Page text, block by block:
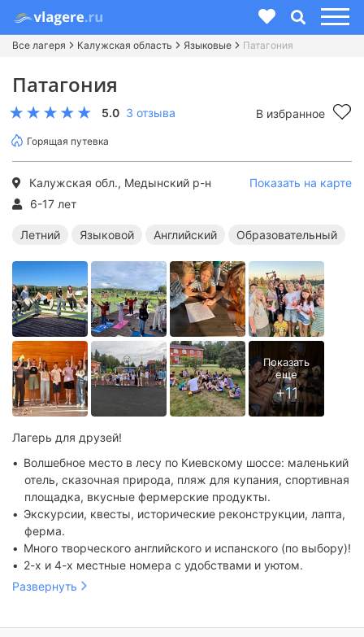
Все лагеря Калужская область Языковые Патагония
Патагония
5.0 3 отзыва В избранное
Горящая путевка
Калужская обл., Медынский р-н
Показать на карте
6-17 лет
Летний Языковой Английский Образовательный
Лагерь для друзей!
Волшебное место в лесу по Киевскому шоссе: маленький
отель, сказочная природа, пляж для купания, спортивная
площадка, вкусные фермерские продукты.
Экскурсии, квесты, исторические реконструкции, лапта,
ферма.
Много творческого английского и испанского (по выбору)!
2-х и 4-х местные номера с удобствами и уютом.
Развернуть